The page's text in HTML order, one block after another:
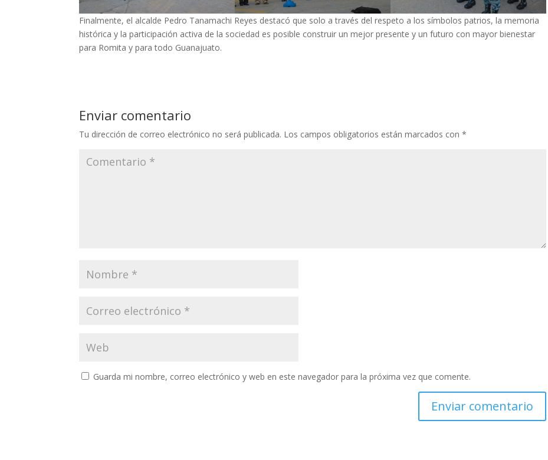
Finalmente, el alcalde Pedro Tanamachi Reyes destacó que solo a través del respeto a los símbolos patrios, la memoria
histórica y la participación activa de la sociedad es posible construir un mejor presente y un futuro con mayor bienestar
para Romita y para todo Guanajuato.
Enviar comentario
Tu dirección de correo electrónico no será publicada. Los campos obligatorios están marcados con*
Guarda mi nombre, correo electrónico y web en este navegador para la próxima vez que comente.